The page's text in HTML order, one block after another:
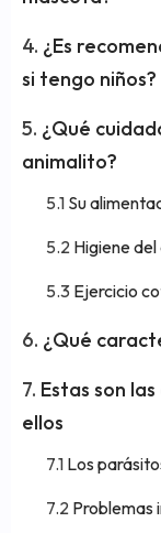
¿Es
si tengo niños?
¿Qué
animalito?
Su
Higiene
Ejercicio
¿Qué
Estas son
ellos
Los
Problemas